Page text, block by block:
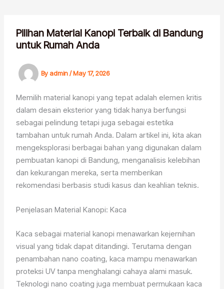
contentPilihan Material Kanopi Terbaik di Bandung
untuk Rumah Anda
Byadmin/May 17, 2026
Memilih material kanopi yang tepat adalah elemen kritis
dalam desain eksterior yang tidak hanya berfungsi
sebagai pelindung tetapi juga sebagai estetika
tambahan untuk rumah Anda. Dalam artikel ini, kita akan
mengeksplorasi berbagai bahan yang digunakan dalam
pembuatan kanopi di Bandung, menganalisis kelebihan
dan kekurangan mereka, serta memberikan
rekomendasi berbasis studi kasus dan keahlian teknis.
Penjelasan Material Kanopi: Kaca
Kaca sebagai material kanopi menawarkan kejernihan
visual yang tidak dapat ditandingi. Terutama dengan
penambahan nano coating, kaca mampu menawarkan
proteksi UV tanpa menghalangi cahaya alami masuk.
Teknologi nano coating juga membuat permukaan kaca